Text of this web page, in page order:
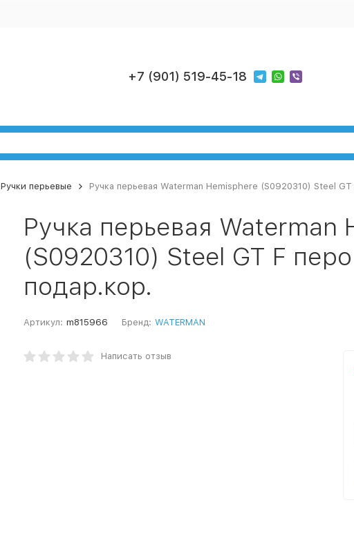
+7 (901) 519-45-18
Ручки перьевые Ручка перьевая Waterman Hemisphere (S0920310) Steel
Ручка перьевая Waterman
(S0920310) Steel GT F
подар.кор.
Артикул: m815966 Бренд: WATERMAN
Написать отзыв